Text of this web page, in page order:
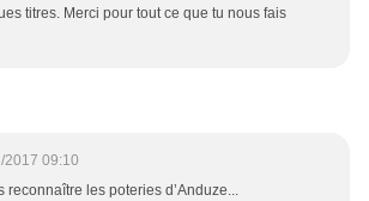
titres. Merci pour tout ce que tu nous fais
2017 09:10
reconnaître les poteries d’Anduze...